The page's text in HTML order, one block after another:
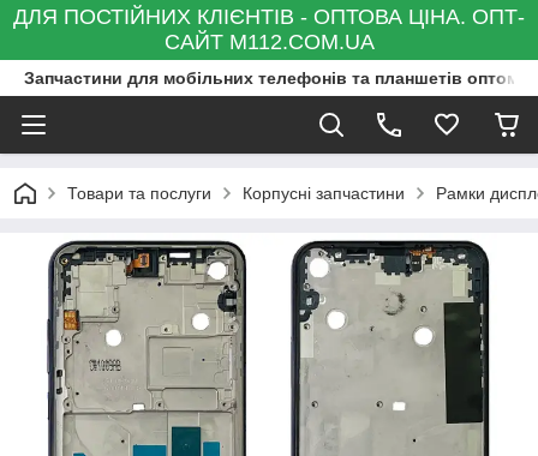
ДЛЯ ПОСТІЙНИХ КЛІЄНТІВ - ОПТОВА ЦІНА. ОПТ-
САЙТ M112.COM.UA
Запчастини для мобільних телефонів та планшетів оптом
Товари та послуги Корпусні запчастини Рамки